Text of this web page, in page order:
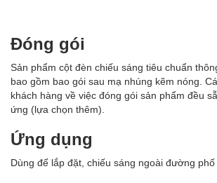
Đóng gói
Sản phẩm cột đèn chiếu sáng tiêu chuẩn
bao gồm bao gói sau mạ nhúng kẽm nóng.
khách hàng về việc đóng gói sản phẩm đều
ứng (lựa chọn thêm).
Ứng dụng
Dùng để lắp đặt, chiếu sáng ngoài đường phố